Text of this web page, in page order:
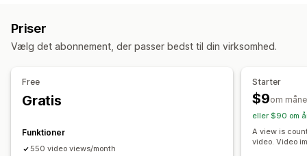
Tilpasning
Tilpasset webadresse
Integrerede videoer
Pop op-vinduer
Priser
Vælg det abonnement, der passer bedst til din virksomhed.
Free
Gratis
Funktioner
550 video views/month
Starter
$9om
eller $90 om
A view is
video. Video